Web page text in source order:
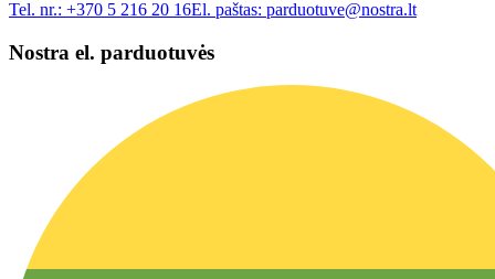
Tel. nr.: +370 5 216 20 16El. paštas: parduotuve@nostra.lt
Nostra el. parduotuvės